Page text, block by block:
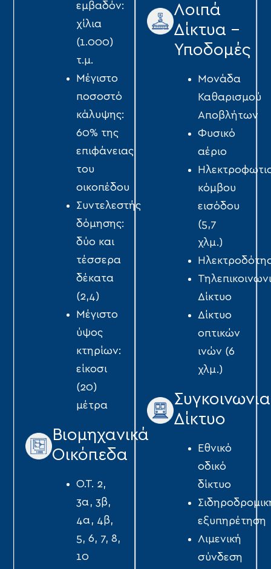
εµβαδόν:
χίλια
(1.000)
τ.µ.
Μέγιστο
ποσοστό
κάλυψης:
60% της
επιφάνειας
του
οικοπέδου
Συντελεστής
δόµησης:
δύο και
τέσσερα
δέκατα
(2,4)
Μέγιστο
ύψος
κτηρίων:
είκοσι
(20)
μέτρα
Βιομηχανικά
Οικόπεδα
Ο.Τ. 2,
3α, 3β,
4α, 4β,
5, 6, 7, 8,
10
Λοιπά
Δίκτυα -
Υποδομές
Μονάδα
Καθαρισμού
Αποβλήτων
Φυσικό
αέριο
κόμβου
εισόδου
(5,7
χλμ.)
Δίκτυο
Δίκτυο
οπτικών
ινών (6
χλμ.)
Δίκτυο
Εθνικό
οδικό
δίκτυο
εξυπηρέτηση
Λιμενική
σύνδεση